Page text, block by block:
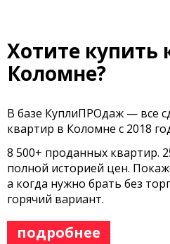
Хотите купить
Коломне?
В базе КуплиПРОдаж — все
квартир в Коломне с 2018
8 500+ проданных квартир.
полной историей цен.
а когда нужно брать без
горячий вариант.
подробнее